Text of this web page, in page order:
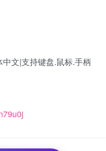
文|支持键盘.鼠标.手柄